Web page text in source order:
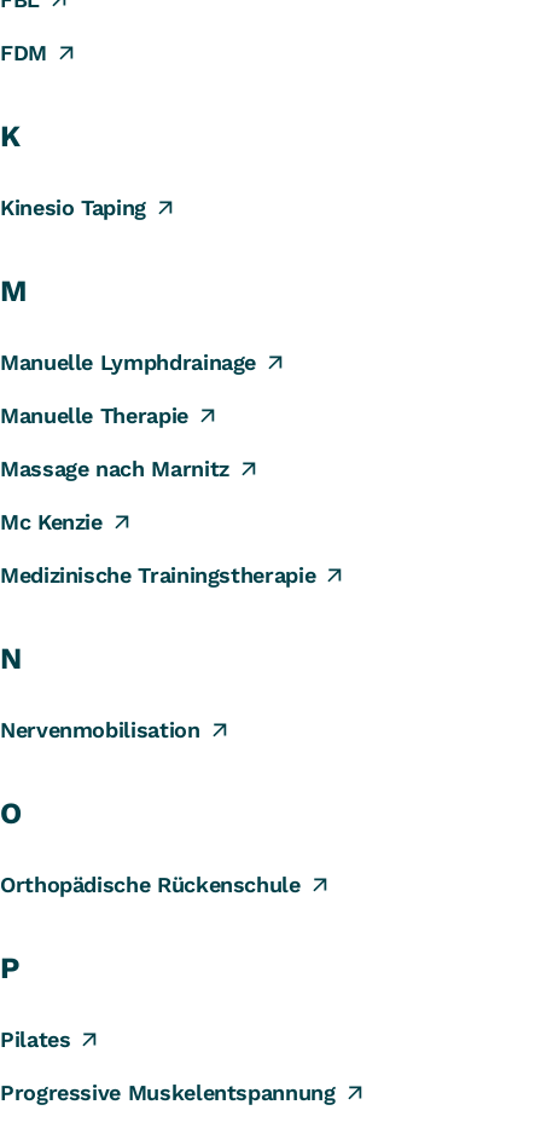
FDM
K
Kinesio Taping
M
Manuelle Lymphdrainage
Manuelle Therapie
Massage nach Marnitz
Mc Kenzie
Medizinische Trainingstherapie
N
Nervenmobilisation
O
Orthopädische Rückenschule
P
Pilates
Progressive Muskelentspannung